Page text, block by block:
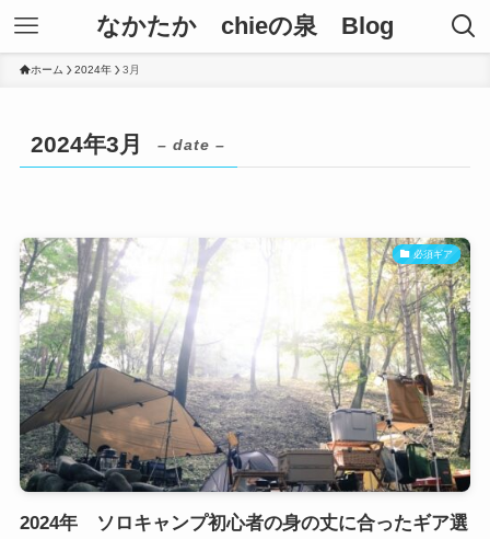
なかたか chieの泉 Blog
ホーム 2024年 3月
2024年3月 – date –
必須ギア
2024年 ソロキャンプ初心者の身の丈に合ったギア選